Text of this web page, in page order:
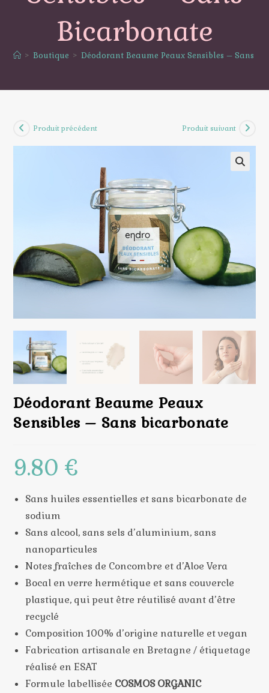
Bicarbonate
> Boutique > Déodorant Beaume Peaux Sensibles – Sans
Produit précédent Produit suivant
Déodorant Beaume Peaux
Sensibles – Sans bicarbonate
9.80€
Sans huiles essentielles et sans bicarbonate de
sodium
Sans alcool, sans sels d’aluminium, sans
nanoparticules
Notes fraîches de Concombre et d’Aloe Vera
Bocal en verre hermétique et sans couvercle
plastique, qui peut être réutilisé avant d’être
recyclé
Composition 100% d’origine naturelle et vegan
Fabrication artisanale en Bretagne / étiquetage
réalisé en ESAT
Formule labellisée COSMOS ORGANIC